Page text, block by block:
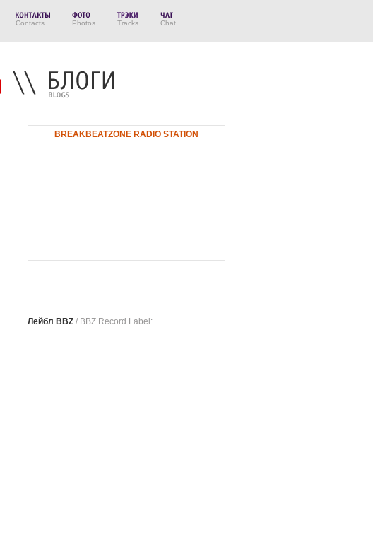
Contacts Photos Tracks Chat
BREAKBEATZONE RADIO STATION
Лейбл BBZ/ BBZ Record Label: